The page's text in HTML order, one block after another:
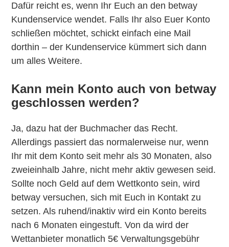
Dafür reicht es, wenn Ihr Euch an den betway
Kundenservice wendet. Falls Ihr also Euer Konto
schließen möchtet, schickt einfach eine Mail
dorthin – der Kundenservice kümmert sich dann
um alles Weitere.
Kann mein Konto auch von betway
geschlossen werden?
Ja, dazu hat der Buchmacher das Recht.
Allerdings passiert das normalerweise nur, wenn
Ihr mit dem Konto seit mehr als 30 Monaten, also
zweieinhalb Jahre, nicht mehr aktiv gewesen seid.
Sollte noch Geld auf dem Wettkonto sein, wird
betway versuchen, sich mit Euch in Kontakt zu
setzen. Als ruhend/inaktiv wird ein Konto bereits
nach 6 Monaten eingestuft. Von da wird der
Wettanbieter monatlich 5€ Verwaltungsgebühr